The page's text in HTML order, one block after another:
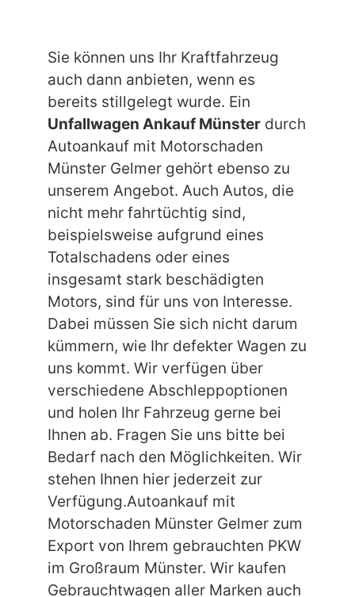
Sie können uns Ihr Kraftfahrzeug
auch dann anbieten, wenn es
bereits stillgelegt wurde. Ein
Unfallwagen Ankauf Münster durch
Autoankauf mit Motorschaden
Münster Gelmer gehört ebenso zu
unserem Angebot. Auch Autos, die
nicht mehr fahrtüchtig sind,
beispielsweise aufgrund eines
Totalschadens oder eines
insgesamt stark beschädigten
Motors, sind für uns von Interesse.
Dabei müssen Sie sich nicht darum
kümmern, wie Ihr defekter Wagen zu
uns kommt. Wir verfügen über
verschiedene Abschleppoptionen
und holen Ihr Fahrzeug gerne bei
Ihnen ab. Fragen Sie uns bitte bei
Bedarf nach den Möglichkeiten. Wir
stehen Ihnen hier jederzeit zur
Verfügung.Autoankauf mit
Motorschaden Münster Gelmer zum
Export von Ihrem gebrauchten PKW
im Großraum Münster. Wir kaufen
Gebrauchtwagen aller Marken auch